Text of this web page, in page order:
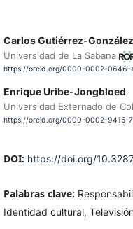
Carlos Gutiérrez-González
Universidad de La Sabana
https://orcid.org/0000-0002-0646-
Enrique Uribe-Jongbloed
Universidad Externado de
https://orcid.org/0000-0002-9415-
DOI: https://doi.org/
Palabras clave:
Identidad cultural,